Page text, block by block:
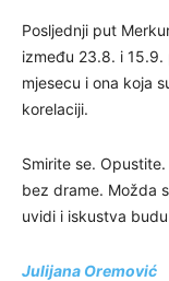
Posljednji put
između 23.8. i
mjesecu i ona koja
korelaciji.
Smirite se.
bez drame. Možda
uvidi i iskustva
Julijana Oremović